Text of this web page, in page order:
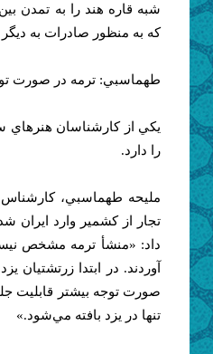
شبه قاره هند را به تمدن
كه به منظور صادرات به
طهماسبي: ترمه در صورت
يكي از كارشناسان
را دارد.
مليحه طهماسبي،
تجار از كشمير وارد
داد:‌ «منشأ‌ ترمه مشخص
صورت توجه بيشتر قابليت
تنها در يزد بافته مي‌شود.»